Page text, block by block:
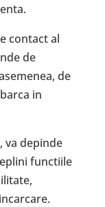
contact al
de
de
in
va depinde
functiile